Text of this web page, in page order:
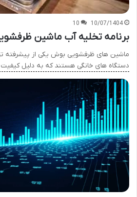
10/07/1404
10
برنامه تخلیه آب ماشین
ماشین های ظرفشویی بوش یکی از پیشرفته
دستگاه های خانگی هستند که به دلیل